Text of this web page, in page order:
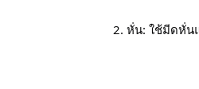
2. หั่น: ใช้มีดหั่น